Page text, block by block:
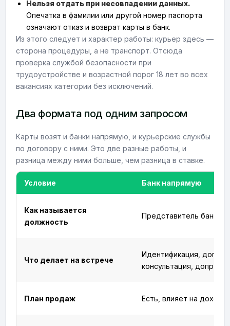
Нельзя отдать при несовпадении данных.
Опечатка в фамилии или другой номер паспорта
означают отказ и возврат карты в банк.
Из этого следует и характер работы: курьер здесь —
сторона процедуры, а не транспорт. Отсюда
проверка службой безопасности при
трудоустройстве и возрастной порог 18 лет во всех
вакансиях категории без исключений.
Два формата под одним запросом
Карты возят и банки напрямую, и курьерские службы
по договору с ними. Это две разные работы, и
разница между ними больше, чем разница в ставке.
Условие Банк напрямую
Как называется
должность
Представитель банка
Что делает на встрече
Идентификация,
консультация,
План продаж Есть, влияет на доход